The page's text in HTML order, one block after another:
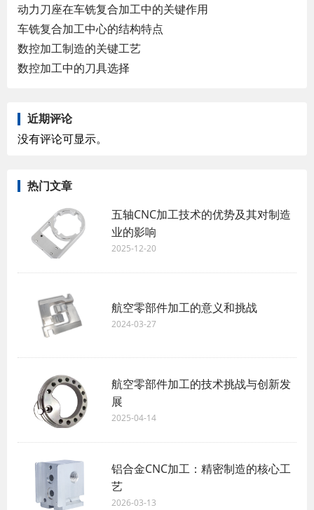
动力刀座在车铣复合加工中的关键作用
车铣复合加工中心的结构特点
数控加工制造的关键工艺
数控加工中的刀具选择
近期评论
没有评论可显示。
热门文章
五轴CNC加工技术的优势及其对制造
业的影响
2025-12-20
航空零部件加工的意义和挑战
2024-03-27
航空零部件加工的技术挑战与创新发
展
2025-04-14
铝合金CNC加工：精密制造的核心工
艺
2026-03-13